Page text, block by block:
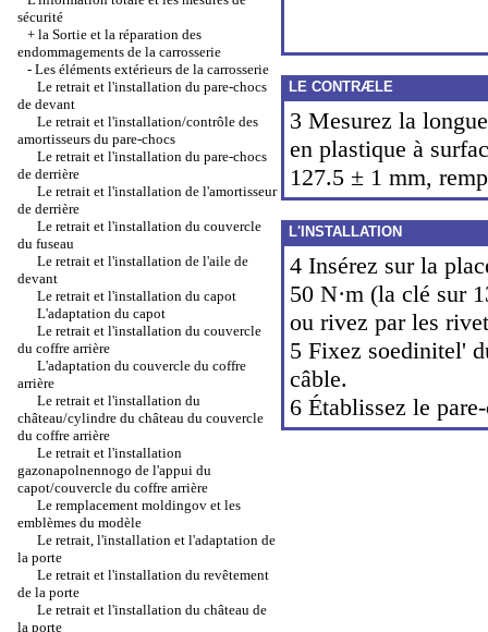
sécurité
+ la Sortie et la réparation des
endommagements de la carrosserie
- Les éléments extérieurs de la carrosserie
Le retrait et l'installation du pare-chocs
de devant
Le retrait et l'installation/contrôle des
amortisseurs du pare-chocs
Le retrait et l'installation du pare-chocs
de derrière
Le retrait et l'installation de l'amortisseur
de derrière
Le retrait et l'installation du couvercle
du fuseau
Le retrait et l'installation de l'aile de
devant
Le retrait et l'installation du capot
L'adaptation du capot
Le retrait et l'installation du couvercle
du coffre arrière
L'adaptation du couvercle du coffre
arrière
Le retrait et l'installation du
château/cylindre du château du couvercle
du coffre arrière
Le retrait et l'installation
gazonapolnennogo de l'appui du
capot/couvercle du coffre arrière
Le remplacement moldingov et les
emblèmes du modèle
Le retrait, l'installation et l'adaptation de
la porte
Le retrait et l'installation du revêtement
de la porte
Le retrait et l'installation du château de
la porte
LE CONTRÆLE
3 Mesurez la
en plastique à
127.5 ± 1 mm,
L'INSTALLATION
4 Insérez sur la
50 N·m (la clé sur
ou rivez par les
5 Fixez soedinitel'
câble.
6 Établissez le